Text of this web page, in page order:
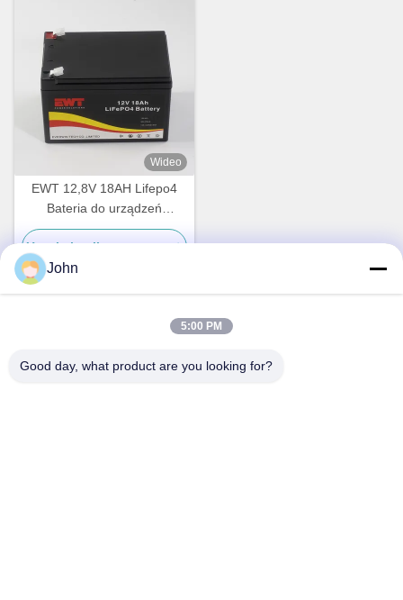
Wideo
EWT 12,8V 18AH Lifepo4
Bateria do urządzeń
elektrycznych na zewnątrz
Uzyskaj najlepszą cenę
John
5:00 PM
Good day, what product are you looking for?